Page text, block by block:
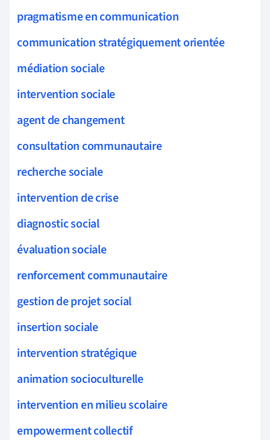
pragmatisme en communication
communication stratégiquement orientée
médiation sociale
intervention sociale
agent de changement
consultation communautaire
recherche sociale
intervention de crise
diagnostic social
évaluation sociale
renforcement communautaire
gestion de projet social
insertion sociale
intervention stratégique
animation socioculturelle
intervention en milieu scolaire
empowerment collectif